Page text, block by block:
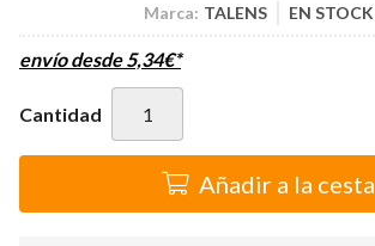
Marca: TALENS EN STOCK
envío desde5,34€*
Cantidad
Añadir a la cesta